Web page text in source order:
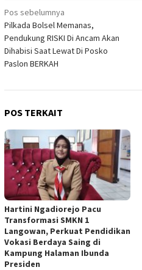
Navigasi
pos
Pos sebelumnya
Pilkada Bolsel Memanas,
Pendukung RISKI Di Ancam Akan
Dihabisi Saat Lewat Di Posko
Paslon BERKAH
POS TERKAIT
Hartini Ngadiorejo Pacu
Transformasi SMKN 1
Langowan, Perkuat Pendidikan
Vokasi Berdaya Saing di
Kampung Halaman Ibunda
Presiden